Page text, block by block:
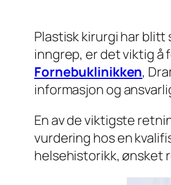
Plastisk kirurgi har blitt
inngrep, er det viktig å
Fornebuklinikken,
informasjon og
En av de viktigste
vurdering hos en
helsehistorikk, ønsket